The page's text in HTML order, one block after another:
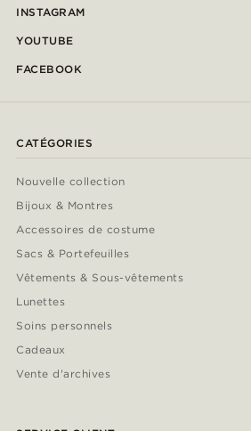
INSTAGRAM
YOUTUBE
FACEBOOK
CATÉGORIES
Nouvelle collection
Bijoux & Montres
Accessoires de costume
Sacs & Portefeuilles
Vêtements & Sous-vêtements
Lunettes
Soins personnels
Cadeaux
Vente d'archives